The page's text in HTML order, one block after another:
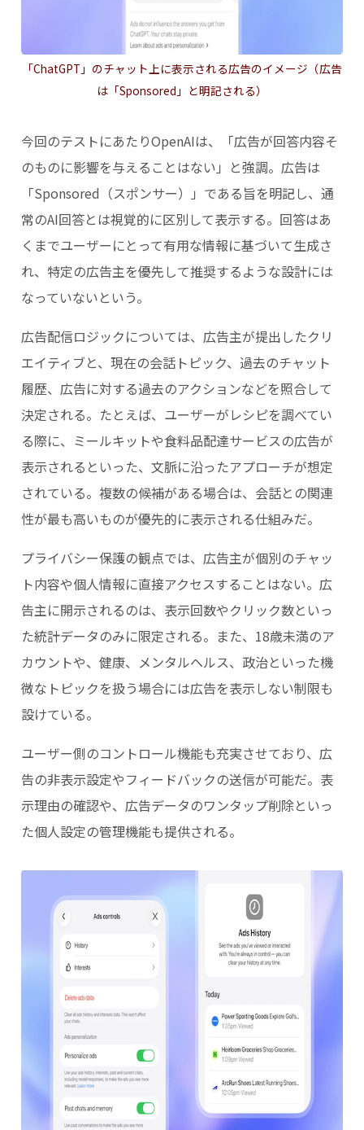
「ChatGPT」のチャット上に表示される広告のイメージ（広告
は「Sponsored」と明記される）
今回のテストにあたりOpenAIは、「広告が回答内容そ
のものに影響を与えることはない」と強調。広告は
「Sponsored（スポンサー）」である旨を明記し、通
常のAI回答とは視覚的に区別して表示する。回答はあ
くまでユーザーにとって有用な情報に基づいて生成さ
れ、特定の広告主を優先して推奨するような設計には
なっていないという。
広告配信ロジックについては、広告主が提出したクリ
エイティブと、現在の会話トピック、過去のチャット
履歴、広告に対する過去のアクションなどを照合して
決定される。たとえば、ユーザーがレシピを調べてい
る際に、ミールキットや食料品配達サービスの広告が
表示されるといった、文脈に沿ったアプローチが想定
されている。複数の候補がある場合は、会話との関連
性が最も高いものが優先的に表示される仕組みだ。
プライバシー保護の観点では、広告主が個別のチャッ
ト内容や個人情報に直接アクセスすることはない。広
告主に開示されるのは、表示回数やクリック数といっ
た統計データのみに限定される。また、18歳未満のア
カウントや、健康、メンタルヘルス、政治といった機
微なトピックを扱う場合には広告を表示しない制限も
設けている。
ユーザー側のコントロール機能も充実させており、広
告の非表示設定やフィードバックの送信が可能だ。表
示理由の確認や、広告データのワンタップ削除といっ
た個人設定の管理機能も提供される。